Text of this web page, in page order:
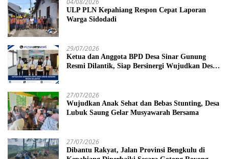
ULP PLN Kepahiang Respon Cepat Laporan
Warga Sidodadi
29/07/2026
Ketua dan Anggota BPD Desa Sinar Gunung
Resmi Dilantik, Siap Bersinergi Wujudkan Desa
27/07/2026
Wujudkan Anak Sehat dan Bebas Stunting, Desa
Lubuk Saung Gelar Musyawarah Bersama
27/07/2026
Dibantu Rakyat, Jalan Provinsi Bengkulu di